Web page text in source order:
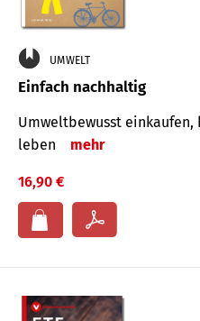
UMWELT
Einfach nachhaltig
Umweltbewusst einkaufen,
leben
mehr
16,90 €